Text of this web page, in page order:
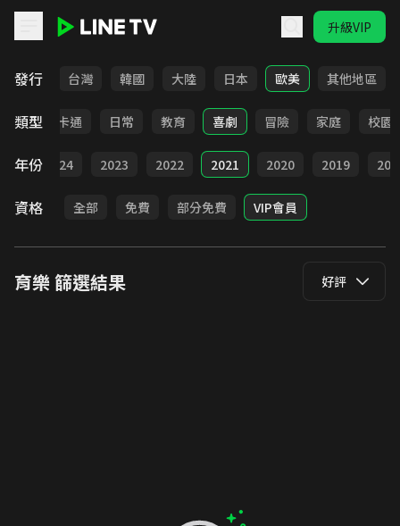
升級VIP
發行
全部 台灣 韓國 大陸 日本 歐美 其他地區
類型
全部 卡通 日常 教育 喜劇 冒險 家庭 校園
年份 2024 2023 2022 2021 2020 2019
資格 全部 免費 部分免費 VIP會員
育樂篩選結果 好評